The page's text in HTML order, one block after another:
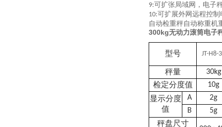
9:可扩张局域网，电子
10:可扩展外网远程控
自动检重秤自动称重机
300kg无动力滚筒电子
型号 JT-H8-
秤量 30kg
检定分度值 10g
显示分度
值
A
2g
B
5g
秤盘尺寸